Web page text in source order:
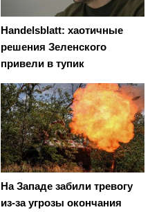
Handelsblatt: хаотичные
решения Зеленского
привели в тупик
На Западе забили тревогу
из-за угрозы окончания